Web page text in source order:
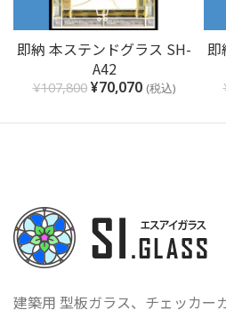
即納 本ステンドグラス SH-
A42
¥107,800¥70,070 (税込)
即
建築用 型板ガラス、チェッカー